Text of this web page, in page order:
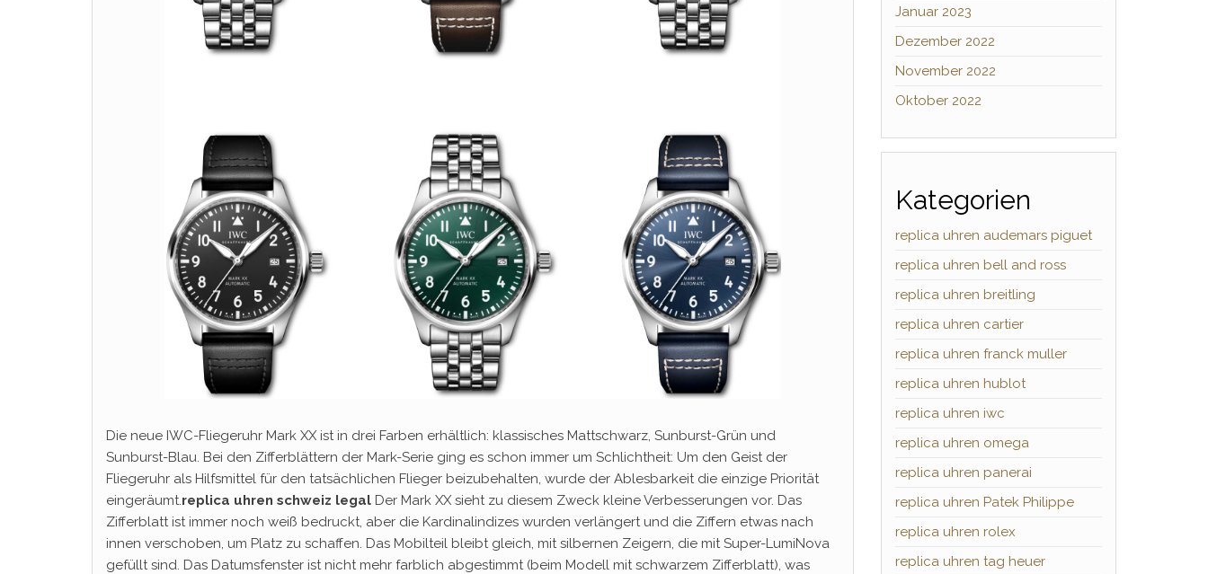
Die neue IWC-Fliegeruhr Mark XX ist in drei Farben erhältlich: klassisches Mattschwarz, Sunburst-Grün und
Sunburst-Blau. Bei den Zifferblättern der Mark-Serie ging es schon immer um Schlichtheit: Um den Geist der
Fliegeruhr als Hilfsmittel für den tatsächlichen Flieger beizubehalten, wurde der Ablesbarkeit die einzige Priorität
eingeräumt.replica uhren schweiz legal Der Mark XX sieht zu diesem Zweck kleine Verbesserungen vor. Das
Zifferblatt ist immer noch weiß bedruckt, aber die Kardinalindizes wurden verlängert und die Ziffern etwas nach
innen verschoben, um Platz zu schaffen. Das Mobilteil bleibt gleich, mit silbernen Zeigern, die mit Super-LumiNova
gefüllt sind. Das Datumsfenster ist nicht mehr farblich abgestimmt (beim Modell mit schwarzem Zifferblatt), was
Januar 2023
Dezember 2022
November 2022
Oktober 2022
Kategorien
replica uhren audemars piguet
replica uhren bell and ross
replica uhren breitling
replica uhren cartier
replica uhren franck muller
replica uhren hublot
replica uhren iwc
replica uhren omega
replica uhren panerai
replica uhren Patek Philippe
replica uhren rolex
replica uhren tag heuer